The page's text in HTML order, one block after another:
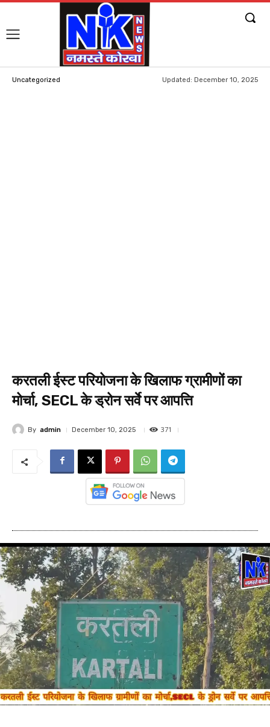
Uncategorized Updated: December 10, 2025
करतली ईस्ट परियोजना के खिलाफ ग्रामीणों का
मोर्चा, SECL के ड्रोन सर्वे पर आपत्ति
By admin December 10, 2025 371